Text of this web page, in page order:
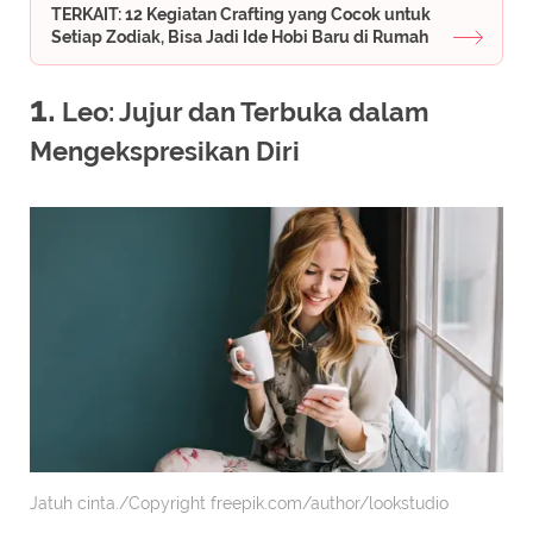
TERKAIT: 12 Kegiatan Crafting yang Cocok untuk
Setiap Zodiak, Bisa Jadi Ide Hobi Baru di Rumah
1. Leo: Jujur dan Terbuka dalam
Mengekspresikan Diri
Jatuh cinta./Copyright freepik.com/author/lookstudio